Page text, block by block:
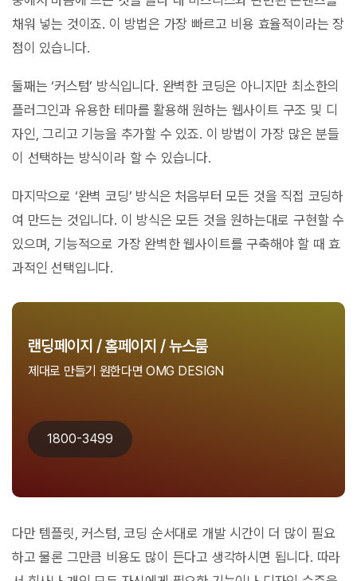
채워 넣는 것이죠. 이 방법은 가장 빠르고 비용 효율적이라는 장
점이 있습니다.
둘째는 ‘커스텀’ 방식입니다. 완벽한 코딩은 아니지만 최소한의
플러그인과 유용한 테마를 활용해 원하는 웹사이트 구조 및 디
자인, 그리고 기능을 추가할 수 있죠. 이 방법이 가장 많은 분들
이 선택하는 방식이라 할 수 있습니다.
마지막으로 ‘완벽 코딩’ 방식은 처음부터 모든 것을 직접 코딩하
여 만드는 것입니다. 이 방식은 모든 것을 원하는대로 구현할 수
있으며, 기능적으로 가장 완벽한 웹사이트를 구축해야 할 때 효
과적인 선택입니다.
랜딩페이지 / 홈페이지 / 뉴스룸
제대로 만들기 원한다면 OMG DESIGN
1800-3499
다만 템플릿, 커스텀, 코딩 순서대로 개발 시간이 더 많이 필요
하고 물론 그만큼 비용도 많이 든다고 생각하시면 됩니다. 따라